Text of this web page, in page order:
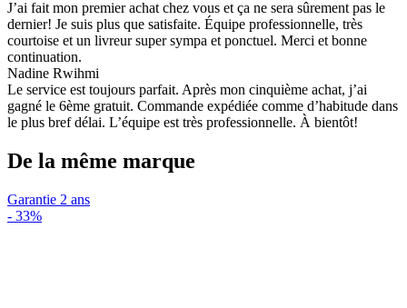
J’ai fait mon premier achat chez vous et ça ne sera sûrement pas le
dernier! Je suis plus que satisfaite. Équipe professionnelle, très
courtoise et un livreur super sympa et ponctuel. Merci et bonne
continuation.
Nadine Rwihmi
Le service est toujours parfait. Après mon cinquième achat, j’ai
gagné le 6ème gratuit. Commande expédiée comme d’habitude dans
le plus bref délai. L’équipe est très professionnelle. À bientôt!
De la même marque
Garantie 2 ans
- 33%